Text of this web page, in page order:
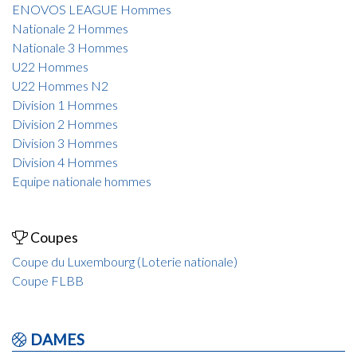
ENOVOS LEAGUE Hommes
Nationale 2 Hommes
Nationale 3 Hommes
U22 Hommes
U22 Hommes N2
Division 1 Hommes
Division 2 Hommes
Division 3 Hommes
Division 4 Hommes
Equipe nationale hommes
Coupes
Coupe du Luxembourg (Loterie nationale)
Coupe FLBB
DAMES